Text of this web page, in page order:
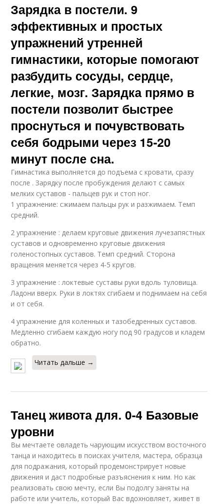
Зарядка в постели. 9
эффективных и простых
упражнений утренней
гимнастики, которые помогают
разбудить сосуды, сердце,
легкие, мозг. Зарядка прямо в
постели позволит быстрее
проснуться и почувствовать
себя бодрыми через 15-20
минут после сна.
Гимнастика выполняется до подъема с кровати, сразу
после . Зарядку после пробуждения делают с самых
мелких суставов - пальцев рук и стоп ног.
1 упражнение: сжимаем пальцы рук и разжимаем. Темп
средний.
2 упражнение : делаем круговые движения лучезапястных
суставов и одновременно круговые движения
голеностопных суставов. Темп средний. Сторона
вращения меняется через 4-5 кругов.
3 упражнение : локтевые суставы руки вдоль туловища.
Ладони вверх. Руки в локтях сгибаем и поднимаем на себя
и от себя.
4 упражнение для коленных и тазобедренных суставов.
Медленно сгибаем каждую ногу под 90 градусов и кладем
обратно.
Читать дальше →
Танец живота для. 0-4 Базовые
уровни
Вы мечтаете овладеть чарующим искусством восточного
танца и находитесь в поисках учителя, мастера, образца
для подражания, который продемонстрирует новые
движения и даст подробные разъяснения к ним. Но как
реализовать свою мечту, если Вы подолгу заняты на
работе или учитель, который Вас вдохновляет, живет в